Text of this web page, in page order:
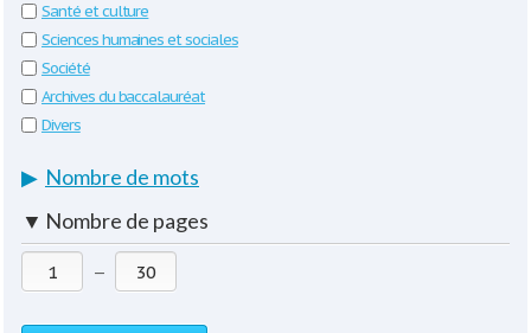
Santé et culture
Sciences humaines et sociales
Société
Archives du baccalauréat
Divers
▶ Nombre de mots
▼ Nombre de pages
—